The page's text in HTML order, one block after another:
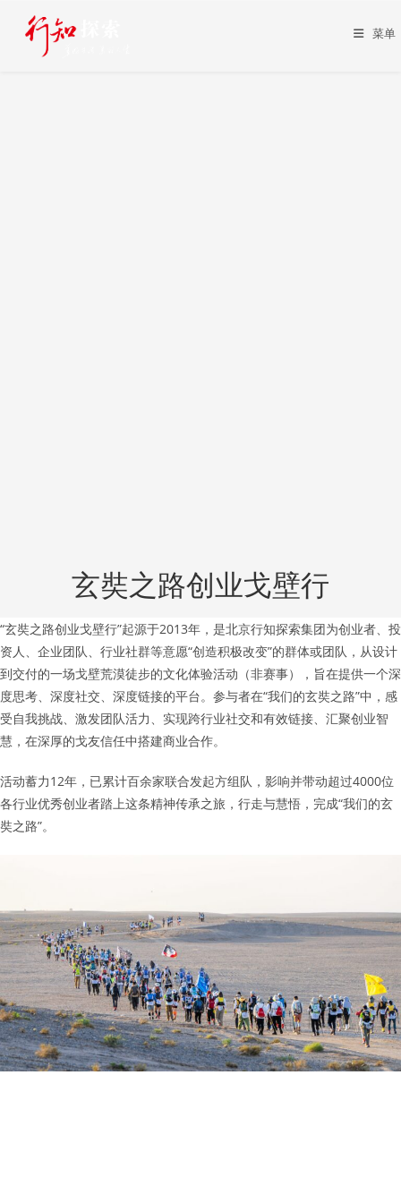
content
菜单
玄奘之路创业戈壁行
“玄奘之路创业戈壁行”起源于2013年，是北京行知探索集团为创业者、投
资人、企业团队、行业社群等意愿“创造积极改变”的群体或团队，从设计
到交付的一场戈壁荒漠徒步的文化体验活动（非赛事），旨在提供一个深
度思考、深度社交、深度链接的平台。参与者在“我们的玄奘之路”中，感
受自我挑战、激发团队活力、实现跨行业社交和有效链接、汇聚创业智
慧，在深厚的戈友信任中搭建商业合作。
活动蓄力12年，已累计百余家联合发起方组队，影响并带动超过4000位
各行业优秀创业者踏上这条精神传承之旅，行走与慧悟，完成“我们的玄
奘之路”。